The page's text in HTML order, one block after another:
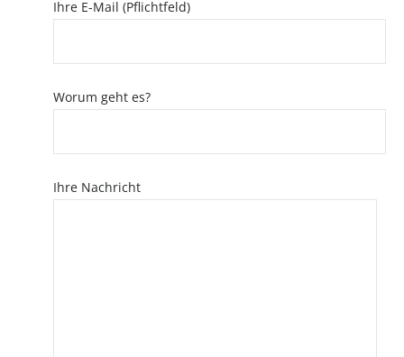
Ihre E-Mail (Pflichtfeld)
Worum geht es?
Ihre Nachricht